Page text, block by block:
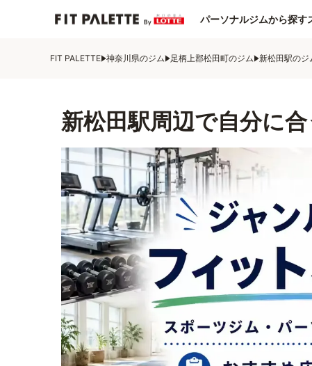
パーソナルジムから探す
FIT PALETTE 神奈川県のジム 足柄上郡松田町のジム 新松田駅のジ
新松田駅周辺で自分に